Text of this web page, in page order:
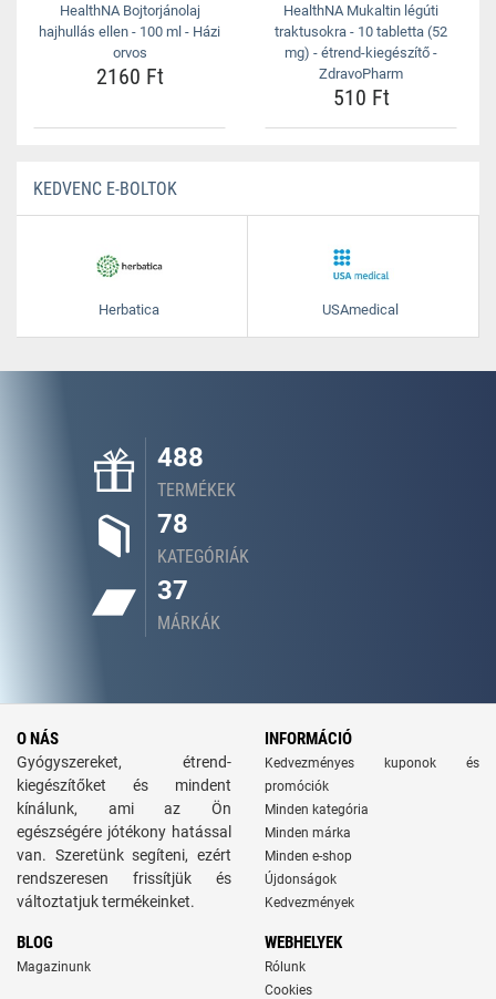
HealthNA Bojtorjánolaj
hajhullás ellen - 100 ml - Házi
orvos
2160 Ft
HealthNA Mukaltin légúti
traktusokra - 10 tabletta (52
mg) - étrend-kiegészítő -
ZdravoPharm
510 Ft
KEDVENC E-BOLTOK
Herbatica USAmedical
488
TERMÉKEK
78
KATEGÓRIÁK
37
MÁRKÁK
O NÁS
Gyógyszereket, étrend-
kiegészítőket és mindent
kínálunk, ami az Ön
egészségére jótékony hatással
van. Szeretünk segíteni, ezért
rendszeresen frissítjük és
változtatjuk termékeinket.
INFORMÁCIÓ
Kedvezményes kuponok és
promóciók
Minden kategória
Minden márka
Minden e-shop
Újdonságok
Kedvezmények
BLOG
Magazinunk
WEBHELYEK
Rólunk
Cookies